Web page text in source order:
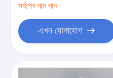
সর্বশেষ দাম পান
এখন যোগাযোগ